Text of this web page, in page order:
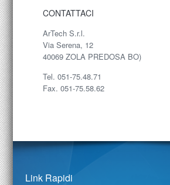
CONTATTACI
ArTech S.r.l.
Via Serena, 12
40069 ZOLA PREDOSA BO)
Tel. 051-75.48.71
Fax. 051-75.58.62
Link Rapidi